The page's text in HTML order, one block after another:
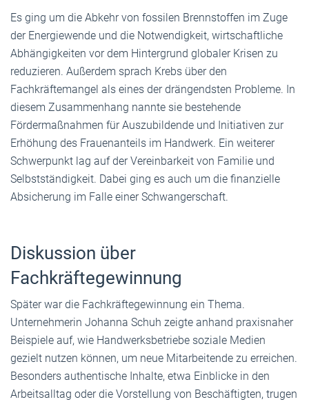
Es ging um die Abkehr von fossilen Brennstoffen im Zuge
der Energiewende und die Notwendigkeit, wirtschaftliche
Abhängigkeiten vor dem Hintergrund globaler Krisen zu
reduzieren. Außerdem sprach Krebs über den
Fachkräftemangel als eines der drängendsten Probleme. In
diesem Zusammenhang nannte sie bestehende
Fördermaßnahmen für Auszubildende und Initiativen zur
Erhöhung des Frauenanteils im Handwerk. Ein weiterer
Schwerpunkt lag auf der Vereinbarkeit von Familie und
Selbstständigkeit. Dabei ging es auch um die finanzielle
Absicherung im Falle einer Schwangerschaft.
Diskussion über
Fachkräftegewinnung
Später war die Fachkräftegewinnung ein Thema.
Unternehmerin Johanna Schuh zeigte anhand praxisnaher
Beispiele auf, wie Handwerksbetriebe soziale Medien
gezielt nutzen können, um neue Mitarbeitende zu erreichen.
Besonders authentische Inhalte, etwa Einblicke in den
Arbeitsalltag oder die Vorstellung von Beschäftigten, trugen